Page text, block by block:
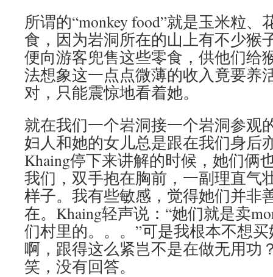
所谓的“monkey food”就是玉米粒
食，因为岩洞所在的山上有不少猴
便向游客兜售这些零食，供他们给
法想象这一点点微薄的收入竟要养
对，只能震惊地看着她。
就在我们一个岩洞接一个岩洞参观
妇人和她的女儿总是跟在我们身后
Khaing停下来讲解的时候，她们俩
我们，双手抱在胸前，一副理直气
样子。我有些敏感，觉得她们并非
在。Khaing轻声说：“她们就是卖
们村里的。。。”可是我根本不想买
啊，跟得这么紧岂不是在做无用功
笑，没有回答。